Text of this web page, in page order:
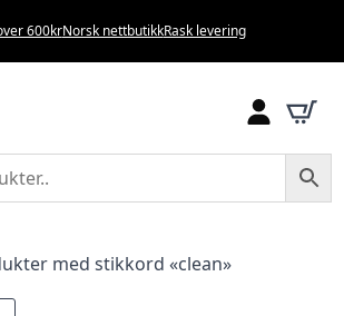
600krNorsk nettbutikkRask levering
med stikkord «clean»